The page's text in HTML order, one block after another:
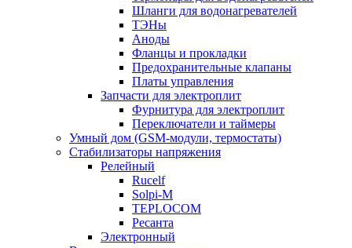
Шланги для водонагревателей
ТЭНы
Аноды
Фланцы и прокладки
Предохранительные клапаны
Платы управления
Запчасти для электроплит
Фурнитура для электроплит
Переключатели и таймеры
Умный дом (GSM-модули, термостаты)
Cтабилизаторы напряжения
Релейный
Rucelf
Solpi-M
TEPLOCOM
Ресанта
Электронный